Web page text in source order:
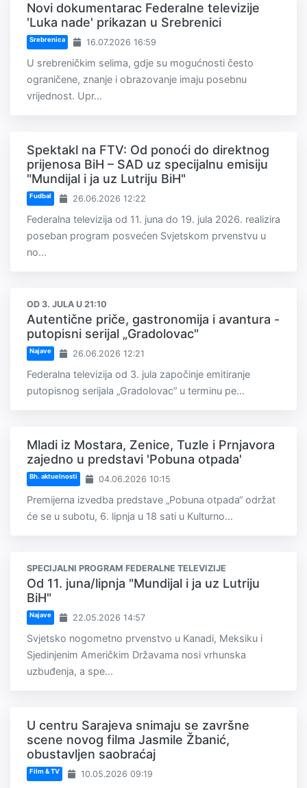
Novi dokumentarac Federalne televizije
'Luka nade' prikazan u Srebrenici
Srebrenica 16.07.2026 16:59
U srebreničkim selima, gdje su mogućnosti često
ograničene, znanje i obrazovanje imaju posebnu
vrijednost. Upr...
Spektakl na FTV: Od ponoći do direktnog
prijenosa BiH – SAD uz specijalnu emisiju
"Mundijal i ja uz Lutriju BiH"
Fudbal 26.06.2026 12:22
Federalna televizija od 11. juna do 19. jula 2026. realizira
poseban program posvećen Svjetskom prvenstvu u
no...
OD 3. JULA U 21:10
Autentične priče, gastronomija i avantura -
putopisni serijal „Gradolovac"
Najave 26.06.2026 12:21
Federalna televizija od 3. jula započinje emitiranje
putopisnog serijala „Gradolovac“ u terminu pe...
Mladi iz Mostara, Zenice, Tuzle i Prnjavora
zajedno u predstavi 'Pobuna otpada'
Bh. aktuelnosti 04.06.2026 10:15
Premijerna izvedba predstave „Pobuna otpada“ održat
će se u subotu, 6. lipnja u 18 sati u Kulturno...
SPECIJALNI PROGRAM FEDERALNE TELEVIZIJE
Od 11. juna/lipnja "Mundijal i ja uz Lutriju
BiH"
Najave 22.05.2026 14:57
Svjetsko nogometno prvenstvo u Kanadi, Meksiku i
Sjedinjenim Američkim Državama nosi vrhunska
uzbuđenja, a spe...
U centru Sarajeva snimaju se završne
scene novog filma Jasmile Žbanić,
obustavljen saobraćaj
Film & TV 10.05.2026 09:19